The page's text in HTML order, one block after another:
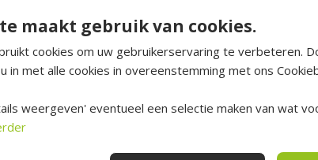
verlanglijst Zet op verlanglijst
maakt gebruik van cookies.
cookies om uw gebruikerservaring te verbeteren.
in met alle cookies in overeenstemming met ons
weergeven' eventueel een selectie maken van wat